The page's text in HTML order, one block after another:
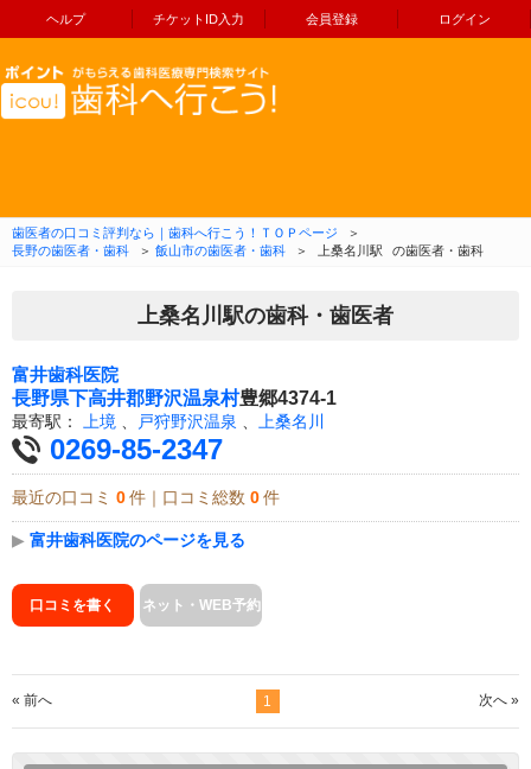
ヘルプ チケットID入力 会員登録 ログイン
コンテンツへ移動
歯医者の口コミ評判なら｜歯科へ行こう！ＴＯＰページ
＞
長野の歯医者・歯科
＞ 飯山市の歯医者・歯科 ＞ 上桑名川駅 の歯医者・歯科
上桑名川駅の歯科・歯医者
富井歯科医院
長野県下高井郡野沢温泉村豊郷4374-1
最寄駅： 上境 戸狩野沢温泉 上桑名川
0269-85-2347
最近の口コミ 0 件｜口コミ総数 0 件
▶ 富井歯科医院のページを見る
口コミを書く ネット・WEB予約
« 前へ 1 次へ »